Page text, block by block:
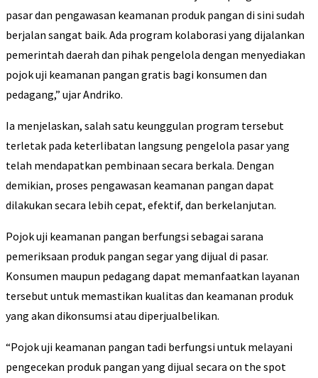
pasar dan pengawasan keamanan produk pangan di sini sudah
berjalan sangat baik. Ada program kolaborasi yang dijalankan
pemerintah daerah dan pihak pengelola dengan menyediakan
pojok uji keamanan pangan gratis bagi konsumen dan
pedagang,” ujar Andriko.
Ia menjelaskan, salah satu keunggulan program tersebut
terletak pada keterlibatan langsung pengelola pasar yang
telah mendapatkan pembinaan secara berkala. Dengan
demikian, proses pengawasan keamanan pangan dapat
dilakukan secara lebih cepat, efektif, dan berkelanjutan.
Pojok uji keamanan pangan berfungsi sebagai sarana
pemeriksaan produk pangan segar yang dijual di pasar.
Konsumen maupun pedagang dapat memanfaatkan layanan
tersebut untuk memastikan kualitas dan keamanan produk
yang akan dikonsumsi atau diperjualbelikan.
“Pojok uji keamanan pangan tadi berfungsi untuk melayani
pengecekan produk pangan yang dijual secara on the spot